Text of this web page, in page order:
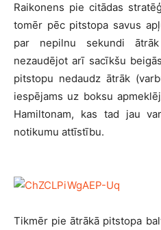
Raikonens pie citādas
tomēr pēc pitstopa savus
par nepilnu sekundi
nezaudējot arī sacīkšu
pitstopu nedaudz ātrāk
iespējams uz boksu
Hamiltonam, kas tad jau
notikumu attīstību.
Tikmēr pie ātrākā pitstopa